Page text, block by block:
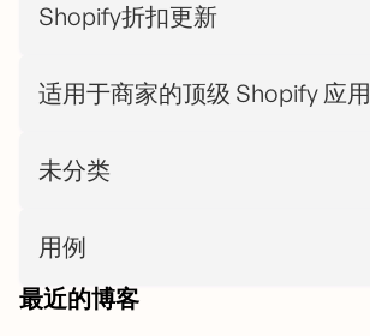
Shopify折扣更新
适用于商家的顶级 Shopify 应用
未分类
用例
最近的博客